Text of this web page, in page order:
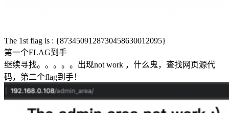
The 1st flag is : {8734509128730458630012095}
第一个FLAG到手
继续寻找。。。。。出现not work ，什么鬼，查找网页源代
码，第二个flag到手！